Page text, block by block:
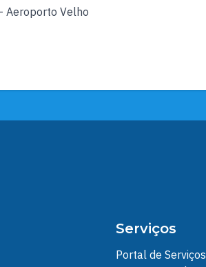
Aeroporto Velho
Serviços
Portal de Serviços